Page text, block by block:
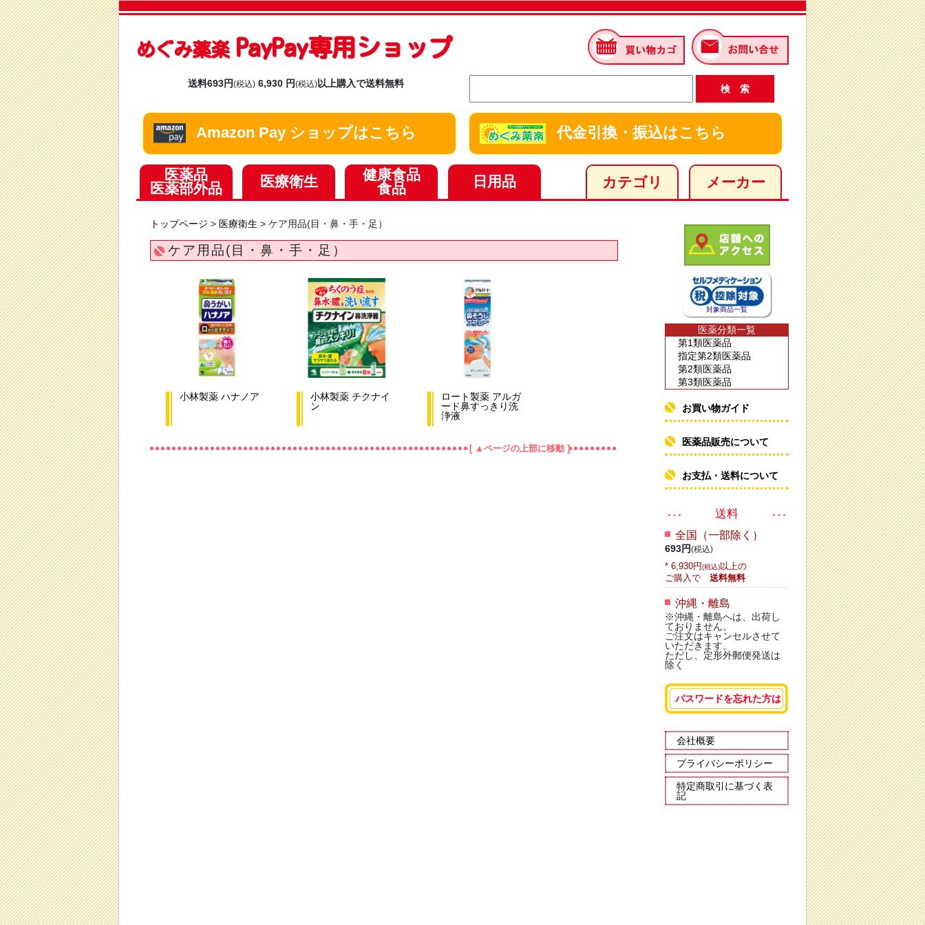
めぐみ薬楽 PayPay専用ショップ
送料693円(税込) 6,930 円(税込) 以上購入で送料無料
Amazon Pay ショップはこちら 代金引換・振込はこちら
医薬品
医薬部外品
医療衛生
健康食品
食品
日用品 カテゴリ メーカー
トップページ > 医療衛生 > ケア用品(目・鼻・手・足）
ケア用品(目・鼻・手・足）
小林製薬 ハナノア
小林製薬 チクナイ
ン
ロート製薬 アルガ
ード鼻すっきり洗
浄液
[ ▲ページの上部に移動 ]
対象商品一覧
医薬分類一覧
第1類医薬品
指定第2類医薬品
第2類医薬品
第3類医薬品
お買い物ガイド
医薬品販売について
お支払・送料について
送料
全国（一部除く）
693円(税込)
* 6,930円(税込)以上の
ご購入で 送料無料
沖縄・離島
※沖縄・離島へは、出荷し
ておりません。
ご注文はキャンセルさせて
いただきます。
ただし、定形外郵便発送は
除く
パスワードを忘れた方は
会社概要
プライバシーポリシー
特定商取引に基づく表
記